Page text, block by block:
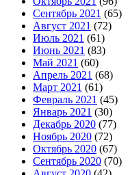
Сентябрь 2021 (65)
Август 2021 (72)
Июль 2021 (61)
Июнь 2021 (83)
Май 2021 (60)
Апрель 2021 (68)
Март 2021 (61)
Февраль 2021 (45)
Январь 2021 (30)
Декабрь 2020 (77)
Ноябрь 2020 (72)
Октябрь 2020 (67)
Сентябрь 2020 (70)